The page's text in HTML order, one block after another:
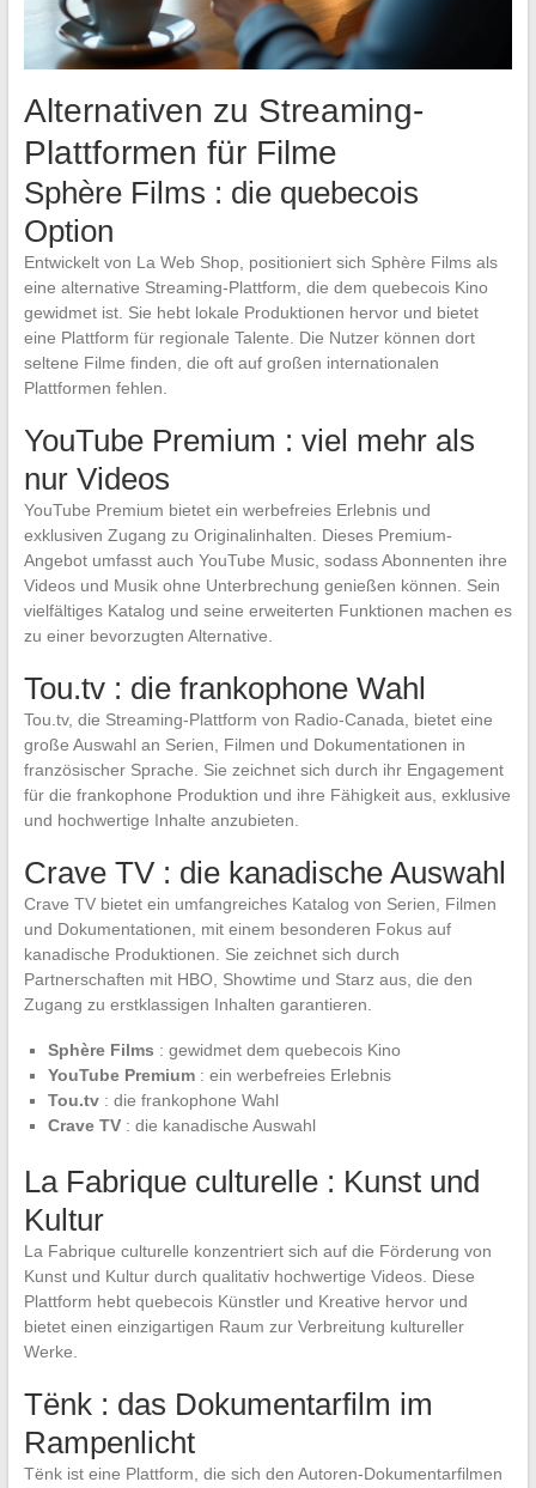
Alternativen zu Streaming-
Plattformen für Filme
Sphère Films : die quebecois
Option
Entwickelt von La Web Shop, positioniert sich Sphère Films als
eine alternative Streaming-Plattform, die dem quebecois Kino
gewidmet ist. Sie hebt lokale Produktionen hervor und bietet
eine Plattform für regionale Talente. Die Nutzer können dort
seltene Filme finden, die oft auf großen internationalen
Plattformen fehlen.
YouTube Premium : viel mehr als
nur Videos
YouTube Premium bietet ein werbefreies Erlebnis und
exklusiven Zugang zu Originalinhalten. Dieses Premium-
Angebot umfasst auch YouTube Music, sodass Abonnenten ihre
Videos und Musik ohne Unterbrechung genießen können. Sein
vielfältiges Katalog und seine erweiterten Funktionen machen es
zu einer bevorzugten Alternative.
Tou.tv : die frankophone Wahl
Tou.tv, die Streaming-Plattform von Radio-Canada, bietet eine
große Auswahl an Serien, Filmen und Dokumentationen in
französischer Sprache. Sie zeichnet sich durch ihr Engagement
für die frankophone Produktion und ihre Fähigkeit aus, exklusive
und hochwertige Inhalte anzubieten.
Crave TV : die kanadische Auswahl
Crave TV bietet ein umfangreiches Katalog von Serien, Filmen
und Dokumentationen, mit einem besonderen Fokus auf
kanadische Produktionen. Sie zeichnet sich durch
Partnerschaften mit HBO, Showtime und Starz aus, die den
Zugang zu erstklassigen Inhalten garantieren.
Sphère Films : gewidmet dem quebecois Kino
YouTube Premium: ein werbefreies Erlebnis
Tou.tv: die frankophone Wahl
Crave TV: die kanadische Auswahl
La Fabrique culturelle : Kunst und
Kultur
La Fabrique culturelle konzentriert sich auf die Förderung von
Kunst und Kultur durch qualitativ hochwertige Videos. Diese
Plattform hebt quebecois Künstler und Kreative hervor und
bietet einen einzigartigen Raum zur Verbreitung kultureller
Werke.
Tënk : das Dokumentarfilm im
Rampenlicht
Tënk ist eine Plattform, die sich den Autoren-Dokumentarfilmen